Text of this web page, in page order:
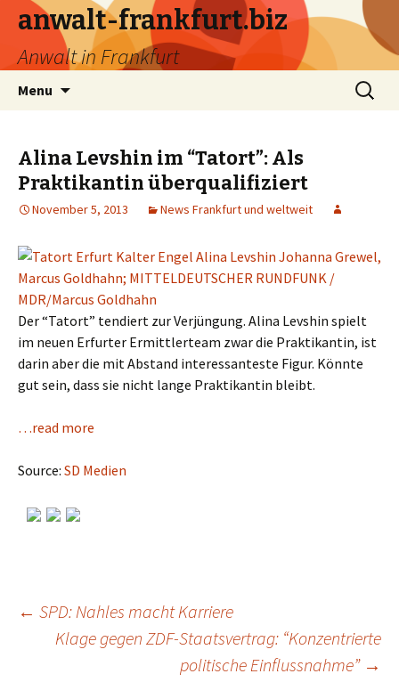
anwalt-frankfurt.biz
Anwalt in Frankfurt
Menu
Search
for:
Alina Levshin im “Tatort”: Als
Praktikantin überqualifiziert
November 5, 2013 News Frankfurt und weltweit
Der “Tatort” tendiert zur Verjüngung. Alina Levshin spielt
im neuen Erfurter Ermittlerteam zwar die Praktikantin, ist
darin aber die mit Abstand interessanteste Figur. Könnte
gut sein, dass sie nicht lange Praktikantin bleibt.
…read more
Source: SD Medien
Post
← SPD: Nahles macht Karriere
Klage gegen ZDF-Staatsvertrag: “Konzentrierte
politische Einflussnahme” →